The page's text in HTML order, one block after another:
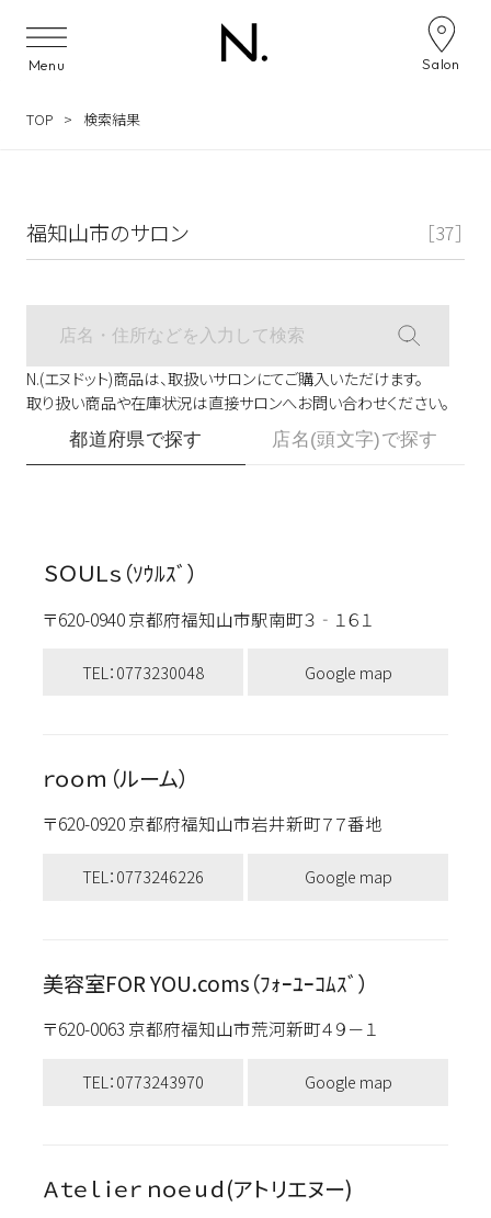
Menu Salon
TOP 検索結果
福知山市のサロン ［37］
N.(エヌドット)商品は、取扱いサロンにてご購入いただけます。
取り扱い商品や在庫状況は直接サロンへお問い合わせください。
都道府県で探す 店名(頭文字)で探す
ＳＯＵＬｓ（ｿｳﾙｽﾞ）
〒620-0940 京都府福知山市駅南町３‐１６１
TEL：0773230048 Google map
ｒｏｏｍ（ルーム）
〒620-0920 京都府福知山市岩井新町７７番地
TEL：0773246226 Google map
美容室FOR YOU.coms（ﾌｫｰﾕｰｺﾑｽﾞ）
〒620-0063 京都府福知山市荒河新町４９－１
TEL：0773243970 Google map
Ａｔｅｌｉｅｒ ｎｏｅｕｄ(アトリエヌー)
サロン検索ナビゲーション